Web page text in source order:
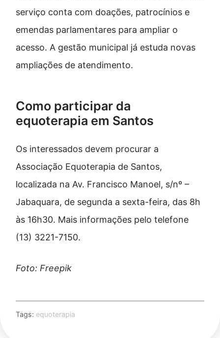
serviço conta com doações, patrocínios e
emendas parlamentares para ampliar o
acesso. A gestão municipal já estuda novas
ampliações de atendimento.
Como participar da
equoterapia em Santos
Os interessados devem procurar a
Associação Equoterapia de Santos,
localizada na Av. Francisco Manoel, s/nº –
Jabaquara, de segunda a sexta-feira, das 8h
às 16h30. Mais informações pelo telefone
(13) 3221-7150.
Foto: Freepik
Tags: equoterapia